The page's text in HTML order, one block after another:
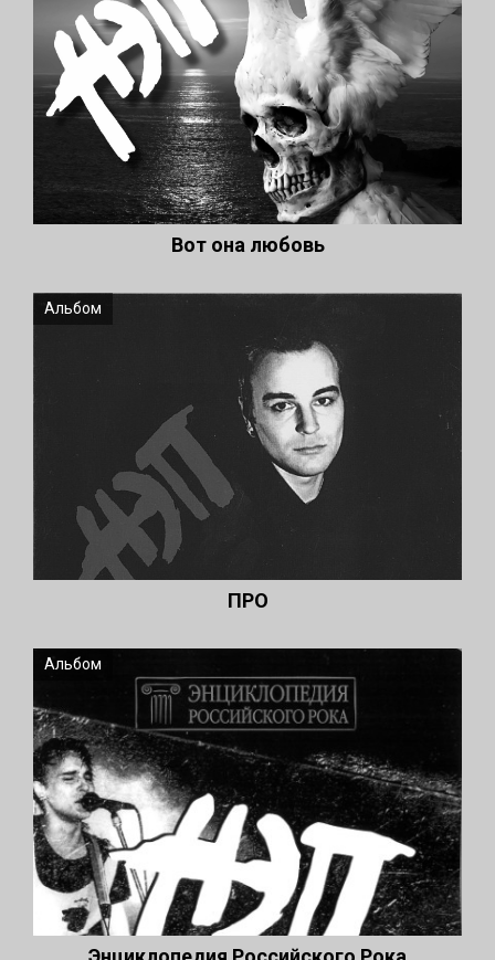
Вот она любовь
Альбом
ПРО
Альбом